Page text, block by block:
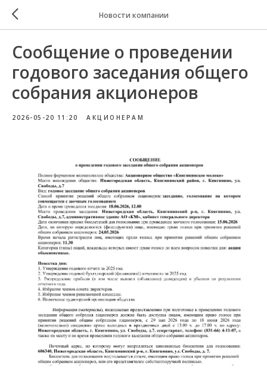
Новости компании
Сообщение о проведении
годового заседания общего
собрания акционеров
2026-05-20 11:20 АКЦИОНЕРАМ